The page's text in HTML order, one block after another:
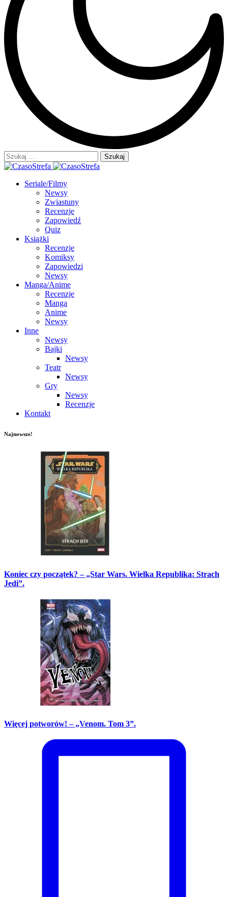
Szukaj:
Seriale/Filmy
Newsy
Zwiastuny
Recenzje
Zapowiedź
Quiz
Książki
Recenzje
Komiksy
Zapowiedzi
Newsy
Manga/Anime
Recenzje
Manga
Anime
Newsy
Inne
Newsy
Bajki
Newsy
Teatr
Newsy
Gry
Newsy
Recenzje
Kontakt
Najnowsze!
Koniec czy początek? – „Star Wars. Wielka Republika: Strach
Jedi”.
Więcej potworów! – „Venom. Tom 3”.